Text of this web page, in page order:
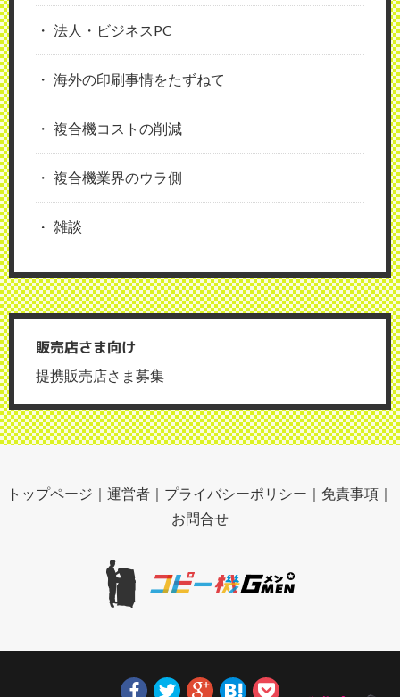
法人・ビジネスPC
海外の印刷事情をたずねて
複合機コストの削減
複合機業界のウラ側
雑談
販売店さま向け
提携販売店さま募集
トップページ ｜ 運営者 ｜ プライバシーポリシー ｜ 免責事項 ｜
お問合せ